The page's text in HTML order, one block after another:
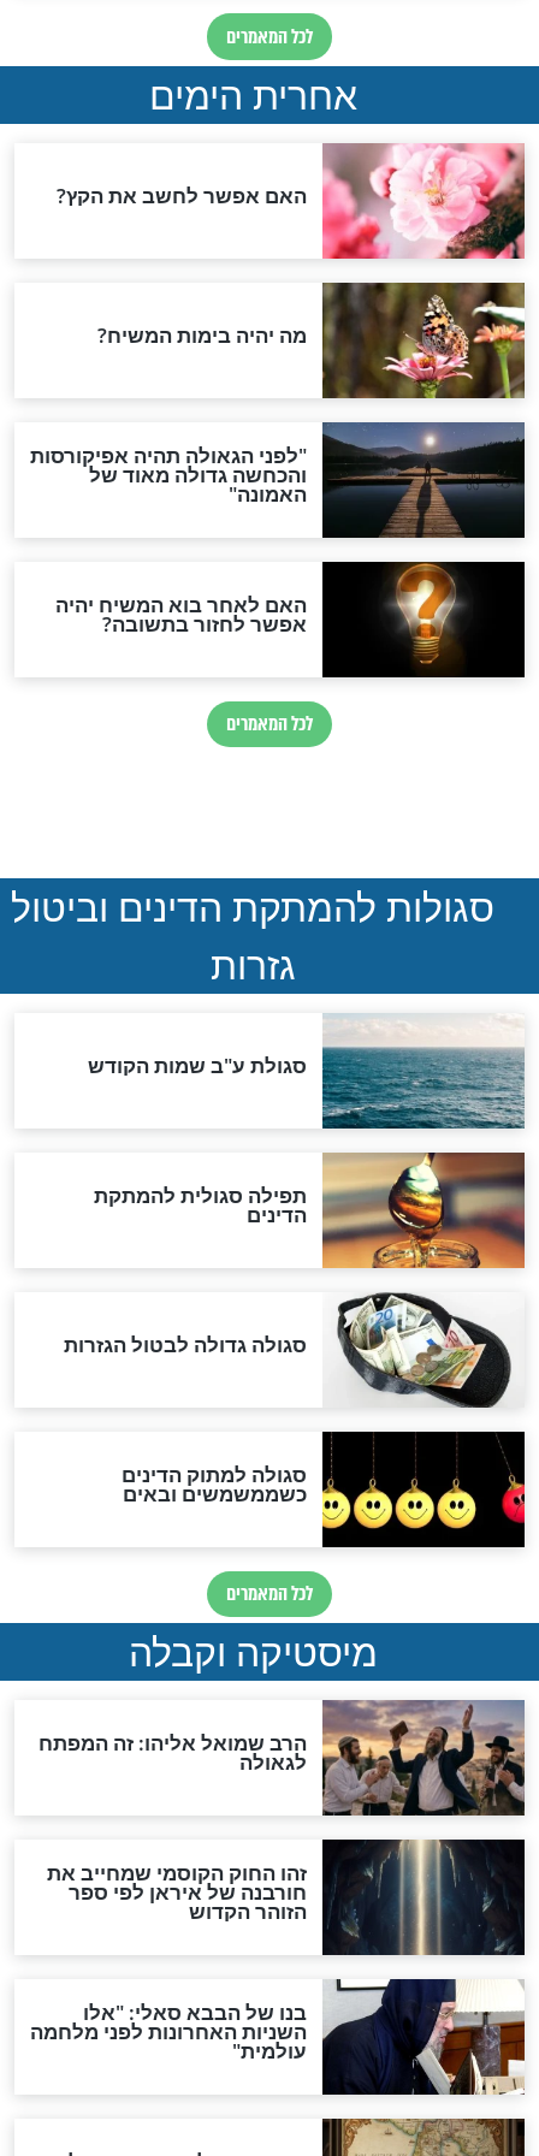
זצ"ל
צדיקים
של צדיק
צריך לשמוח?
צדיקים
9 עובדות על רבי שמחה
בונים מפשיסחה שיום
חדשות יהדות
סימני שאלה
המסמך האבוד שנחשף
במרתפי מוסקבה: כתב היד
הנדיר של הרשב"ם התגלה
"מודה לקב"ה על כל השנים"
"נביא בעיר": מכירת המחלה
לגוי והוספת השם חזקיהו
לרפואת הרב דב הכהן קוק
לכל המאמרים
אחרית הימים
האם אפשר לחשב את הקץ?
מה יהיה בימות המשיח?
"לפני הגאולה תהיה אפיקורסות
והכחשה גדולה מאוד של
האמונה"